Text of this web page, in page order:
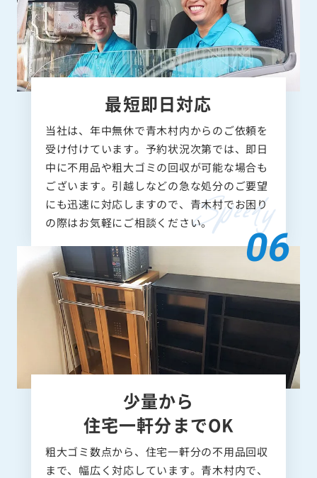
最短即日対応
当社は、年中無休で青木村内からのご依頼を
受け付けています。予約状況次第では、即日
中に不用品や粗大ゴミの回収が可能な場合も
ございます。引越しなどの急な処分のご要望
にも迅速に対応しますので、青木村でお困り
の際はお気軽にご相談ください。
少量から
住宅一軒分までOK
粗大ゴミ数点から、住宅一軒分の不用品回収
まで、幅広く対応しています。青木村内で、